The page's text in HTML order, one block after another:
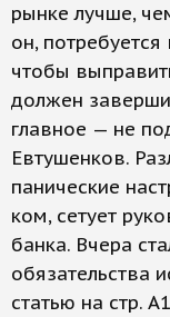
рынке лучше,
он,
чтобы
должен
главное — не
Евтушенков.
панические
ком, сетует
банка. Вчера
обязательства
статью на стр.